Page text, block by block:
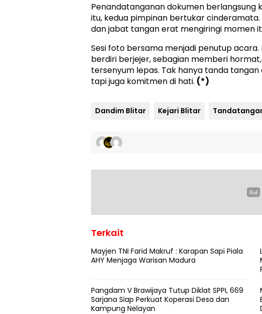
Penandatanganan dokumen berlangsung
itu, kedua pimpinan bertukar
dan jabat tangan erat mengiringi momen
Sesi foto bersama menjadi penutup
berdiri berjejer, sebagian memberi
tersenyum lepas. Tak hanya tanda tangan
tapi juga komitmen di hati. (*)
Dandim Blitar Kejari Blitar
Terkait
Mayjen TNI Farid Makruf : Karapan Sapi Piala
AHY Menjaga Warisan Madura
Pangdam V Brawijaya Tutup Diklat SPPI, 669
Sarjana Siap Perkuat Koperasi Desa dan
Kampung Nelayan